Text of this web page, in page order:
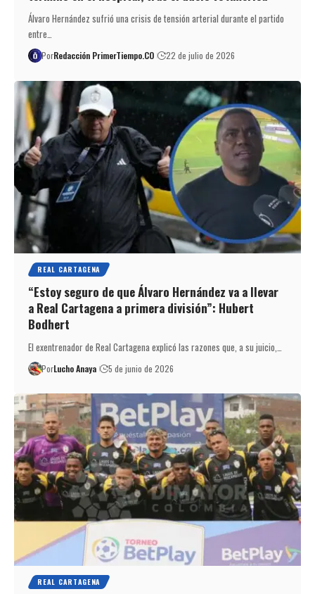
Álvaro Hernández sufrió una crisis de tensión arterial durante el partido
entre…
PorRedacción PrimerTiempo.CO 22 de julio de 2026
REAL CARTAGENA
“Estoy seguro de que Álvaro Hernández va a llevar
a Real Cartagena a primera división”: Hubert
Bodhert
El exentrenador de Real Cartagena explicó las razones que, a su juicio,…
PorLucho Anaya 5 de junio de 2026
REAL CARTAGENA